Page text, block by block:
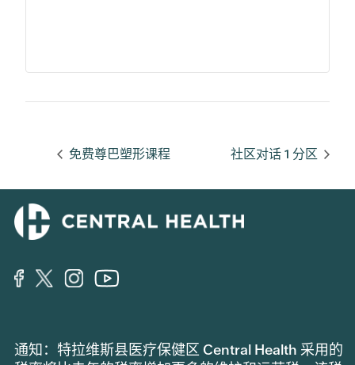
免费尊巴塑形课程 社区对话 1 分区
通知：特拉维斯县医疗保健区 Central Health 采用的